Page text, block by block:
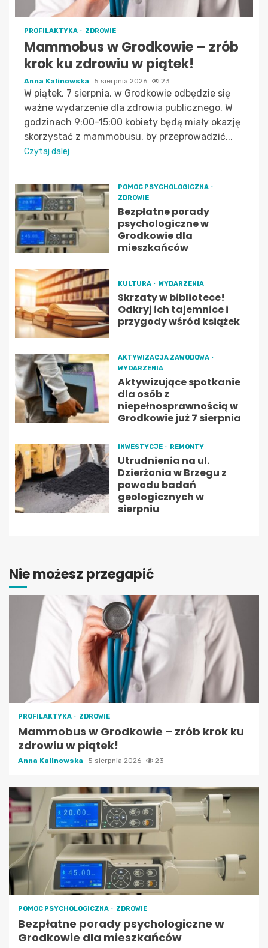
PROFILAKTYKA ZDROWIE
Mammobus w Grodkowie – zrób
krok ku zdrowiu w piątek!
Anna Kalinowska 5 sierpnia 2026 23
W piątek, 7 sierpnia, w Grodkowie odbędzie się
ważne wydarzenie dla zdrowia publicznego. W
godzinach 9:00-15:00 kobiety będą miały okazję
skorzystać z mammobusu, by przeprowadzić...
Czytaj dalej
POMOC PSYCHOLOGICZNA
ZDROWIE
Bezpłatne porady
psychologiczne w
Grodkowie dla
mieszkańców
KULTURA WYDARZENIA
Skrzaty w bibliotece!
Odkryj ich tajemnice i
przygody wśród książek
AKTYWIZACJA ZAWODOWA
WYDARZENIA
Aktywizujące spotkanie
dla osób z
niepełnosprawnością w
Grodkowie już 7 sierpnia
INWESTYCJE REMONTY
Utrudnienia na ul.
Dzierżonia w Brzegu z
powodu badań
geologicznych w
sierpniu
Nie możesz przegapić
PROFILAKTYKA ZDROWIE
Mammobus w Grodkowie – zrób krok ku
zdrowiu w piątek!
Anna Kalinowska 5 sierpnia 2026 23
POMOC PSYCHOLOGICZNA ZDROWIE
Bezpłatne porady psychologiczne w
Grodkowie dla mieszkańców